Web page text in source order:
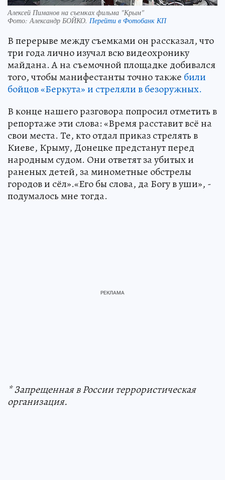
Алексей Пиманов на съемках фильма "Крым"
Фото: Александр БОЙКО. Перейти в Фотобанк КП
В перерыве между съемками он рассказал, что
три года лично изучал всю видеохронику
майдана. А на съемочной площадке добивался
того, чтобы манифестанты точно также били
бойцов «Беркута» и стреляли в безоружных.
В конце нашего разговора попросил отметить в
репортаже эти слова: «Время расставит всё на
свои места. Те, кто отдал приказ стрелять в
Киеве, Крыму, Донецке предстанут перед
народным судом. Они ответят за убитых и
раненых детей, за минометные обстрелы
городов и сёл».«Его бы слова, да Богу в уши», -
подумалось мне тогда.
* Запрещенная в России террористическая
организация.